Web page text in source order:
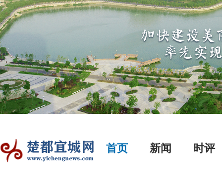
首页 新闻 时评